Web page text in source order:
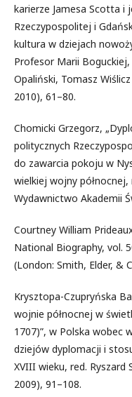
karierze Jamesa Scotta i
Rzeczypospolitej i
kultura w dziejach
Profesor Marii
Opaliński, Tomasz
2010), 61–80.
Chomicki Grzegorz,
politycznych
do zawarcia pokoju w
wielkiej wojny północnej,
Wydawnictwo Akademii
Courtney William
National Biography, vol.
(London: Smith, Elder, &
Krysztopa-Czupryńska
wojnie północnej w
1707)”, w Polska wobec
dziejów dyplomacji i
XVIII wieku, red. Ryszard
2009), 91–108.